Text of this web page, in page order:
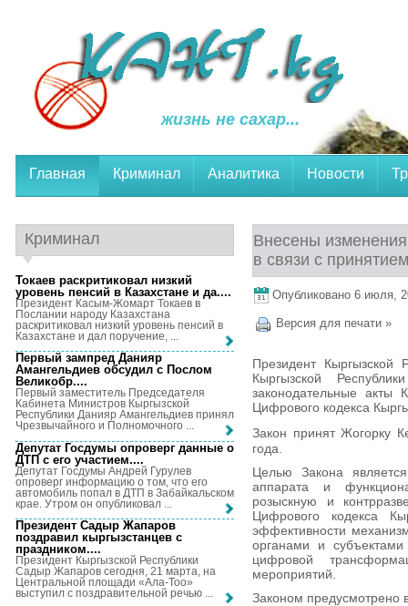
жизнь не сахар...
Главная Криминал Аналитика Новости
Внесены
в связи с
Опубликовано 6 июля,
Версия для печати »
Президент
Кыргызской
законодательные акты
Цифрового кодекса
Закон принят Жогорку
года.
Целью Закона
аппарата и
розыскную и
Цифрового кодекса
эффективности
органами и
цифровой
мероприятий.
Законом предусмотрено
Криминал
Токаев раскритиковал низкий
уровень пенсий в Казахстане и да....
Президент Касым-Жомарт Токаев в
Послании народу Казахстана
раскритиковал низкий уровень пенсий в
Казахстане и дал поручение, ...
Первый зампред Данияр
Амангельдиев обсудил с Послом
Великобр....
Первый заместитель Председателя
Кабинета Министров Кыргызской
Республики Данияр Амангельдиев принял
Чрезвычайного и Полномочного ...
Депутат Госдумы опроверг данные о
ДТП с его участием....
Депутат Госдумы Андрей Гурулев
опроверг информацию о том, что его
автомобиль попал в ДТП в Забайкальском
крае. Утром он опубликовал ...
Президент Садыр Жапаров
поздравил кыргызстанцев с
праздником....
Президент Кыргызской Республики
Садыр Жапаров сегодня, 21 марта, на
Центральной площади «Ала-Тоо»
выступил с поздравительной речью ...